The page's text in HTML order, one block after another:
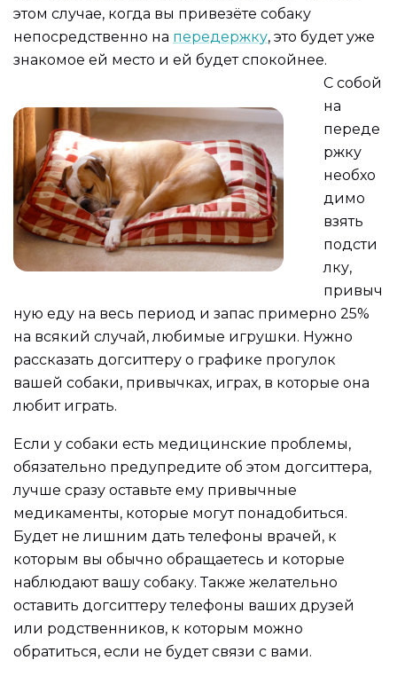
этом случае, когда вы привезёте собаку
непосредственно на передержку, это будет уже
знакомое ей место и ей будет спокойнее.
С собой
на
переде
ржку
необхо
димо
взять
подсти
лку,
привыч
ную еду на весь период и запас примерно 25%
на всякий случай, любимые игрушки. Нужно
рассказать догситтеру о графике прогулок
вашей собаки, привычках, играх, в которые она
любит играть.
Если у собаки есть медицинские проблемы,
обязательно предупредите об этом догситтера,
лучше сразу оставьте ему привычные
медикаменты, которые могут понадобиться.
Будет не лишним дать телефоны врачей, к
которым вы обычно обращаетесь и которые
наблюдают вашу собаку. Также желательно
оставить догситтеру телефоны ваших друзей
или родственников, к которым можно
обратиться, если не будет связи с вами.